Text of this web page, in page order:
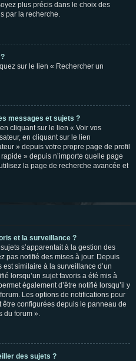
plus précis dans le choix des
par la recherche.
sur le lien « Rechercher un
messages et sujets ?
cliquant sur le lien « Voir vos
en cliquant sur le lien
» depuis votre propre page de profil
» depuis n’importe quelle page
la page de recherche avancée et
et la surveillance ?
s’apparentait à la gestion des
pas notifié des mises à jour. Depuis
similaire à la surveillance d’un
lorsqu’un sujet favoris a été mis à
également d’être notifié lorsqu’il y
Les options de notifications pour
être configurées depuis le panneau de
du forum ».
des sujets ?